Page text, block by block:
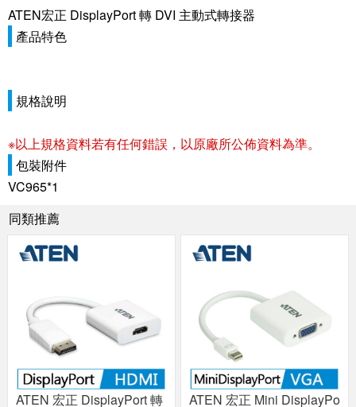
ATEN宏正 DisplayPort 轉 DVI 主動式轉接器
產品特色
規格說明
※以上規格資料若有任何錯誤，以原廠所公佈資料為準。
包裝附件
VC965*1
同類推薦
ATEN 宏正 DisplayPort 轉 ATEN 宏正 Mini DisplayPo